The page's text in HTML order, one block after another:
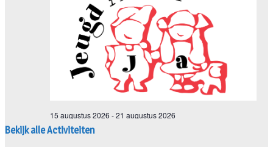
Bekijk alle Activiteiten